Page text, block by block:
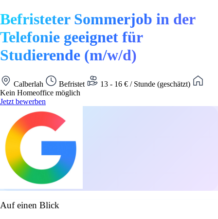
Befristeter Sommerjob in der
Telefonie geeignet für
Studierende (m/w/d)
Calberlah Befristet
13 - 16 € / Stunde (geschätzt)
Kein Homeoffice möglich
Jetzt bewerben
Auf einen Blick